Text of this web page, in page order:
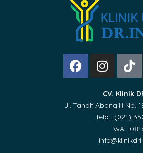
CV. Klinik
Jl. Tanah Abang III No.
Telp : (021)
WA :